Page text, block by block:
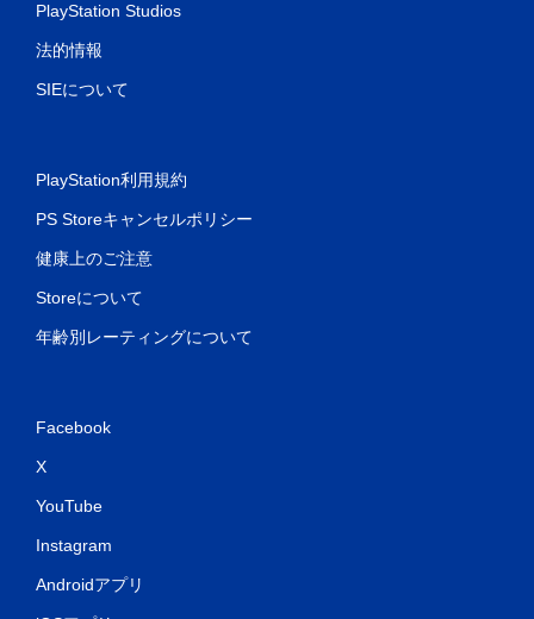
PlayStation Studios
法的情報
SIEについて
PlayStation利用規約
PS Storeキャンセルポリシー
健康上のご注意
Storeについて
年齢別レーティングについて
Facebook
X
YouTube
Instagram
Androidアプリ